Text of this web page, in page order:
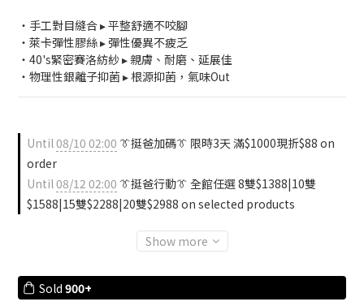
・手工對目縫合 ▸ 平整舒適不咬腳
・萊卡彈性膠絲 ▸ 彈性優異不疲乏
・40's緊密賽洛紡紗 ▸ 親膚、耐磨、延展佳
・物理性銀離子抑菌 ▸ 根源抑菌，氣味Out
Until08/10 02:00 👔挺爸加碼👔 限時3天 滿$1000現折$88 on
order
Until08/12 02:00 👔挺爸行動👔 全館任選 8雙$1388|10雙
$1588|15雙$2288|20雙$2988 on selected products
Show more
Sold 900+